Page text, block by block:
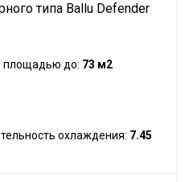
типа Ballu Defender
площадью до: 73 м2
охлаждения: 7.45